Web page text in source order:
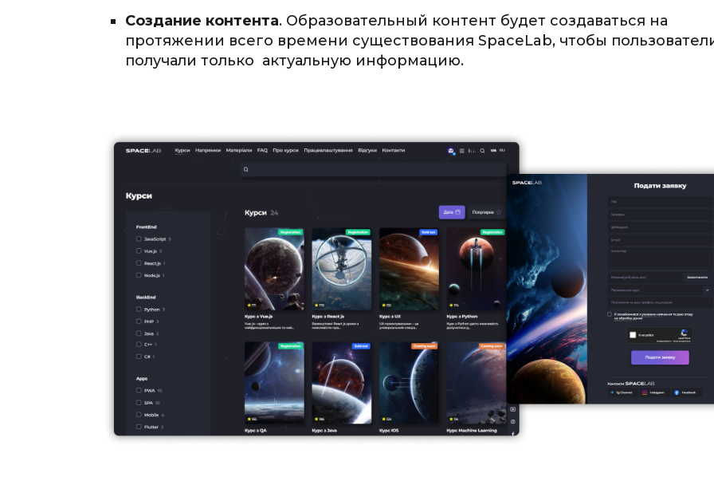
Создание контента. Образовательный контент будет создаваться на
протяжении всего времени существования SpaceLab, чтобы
получали только актуальную информацию.